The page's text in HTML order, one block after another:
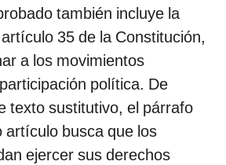
también incluye la
35 de la Constitución,
a los movimientos
política. De
texto sustitutivo, el párrafo
artículo busca que los
ejercer sus derechos